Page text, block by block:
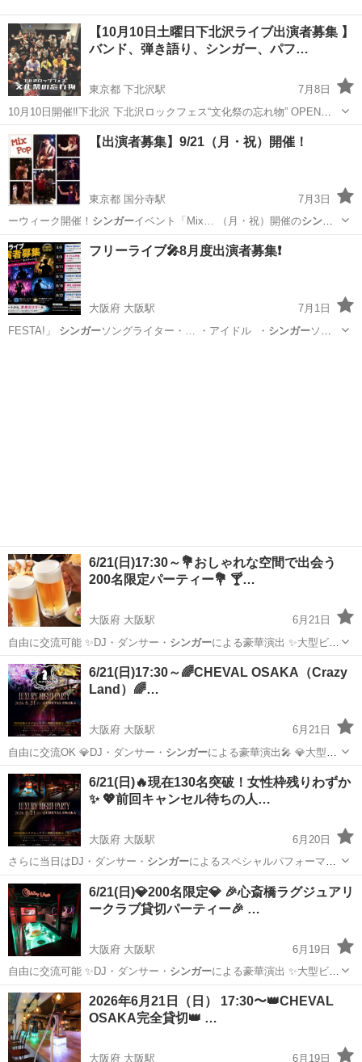
【10月10日土曜日下北沢ライブ出演者募集 】
バンド、弾き語り、シンガー、パフ…
東京都 下北沢駅
7月8日
10月10日開催‼️下北沢 下北沢ロックフェス“文化祭の忘れ物” OPEN
11:00 -17:00 ノルマなし 総勢8組のライブイベント ※現状3組確定中
バンド、アイドル、パフォーマなどステージを楽しむこ...
東京 世田谷区 下北沢駅 コンサート/ショー
【出演者募集】9/21（月・祝）開催！
東京都 国分寺駅
7月3日
ーウィーク開催！ シンガーイベント「Mix… （月・祝）開催のシンガ
ー系オールジャンル… ざまなスタイルのシンガーが出演しています…
たい ✅シンガー 仲間との出会いが…
東京 国分寺市 国分寺駅 コンサート/ショー
ライブハウス
フリーライブ🎤8月度出演者募集❗️
大阪府 大阪駅
7月1日
FESTA!」 シンガー ソングライター・… ・アイドル ・ シンガーソン
6/21(日)17:30～💐おしゃれな空間で出会う
200名限定パーティー💐 🍸…
大阪府 大阪駅
6月21日
自由に交流可能 ✨DJ・ダンサー・ シンガーによる豪華演出 ✨大型ビジ
ョン・最…
大阪 大阪市 大阪駅 その他
6/21(日)17:30～🌈CHEVAL OSAKA（Crazy
Land）🌈…
大阪府 大阪駅
6月21日
自由に交流OK 💎DJ・ダンサー・ シンガーによる豪華演出🎤 💎大型ビ
ジョン・…
大阪 大阪市 大阪駅 パーティー 貸切
6/21(日)🔥現在130名突破！女性枠残りわずか
✨ 💖前回キャンセル待ちの人…
大阪府 大阪駅
6月20日
さらに当日はDJ・ダンサー・ シンガーによるスペシャルパフォーマン
スも開催…
大阪 大阪市 大阪駅 パーティー 会場
6/21(日)💎200名限定💎 🎉心斎橋ラグジュアリ
ークラブ貸切パーティー🎉 …
大阪府 大阪駅
6月19日
自由に交流可能 ✨DJ・ダンサー・ シンガーによる豪華演出 ✨大型ビジ
ョン・最…
大阪 大阪市 大阪駅 セミナー
2026年6月21日（日） 17:30〜👑CHEVAL
OSAKA完全貸切👑 …
大阪府 大阪駅 6月19日